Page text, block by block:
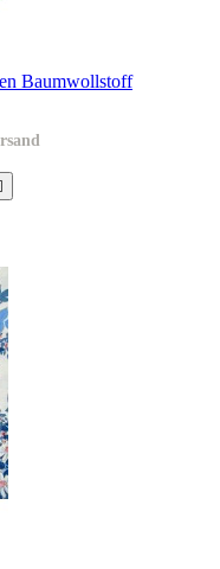
Baumwollstoff